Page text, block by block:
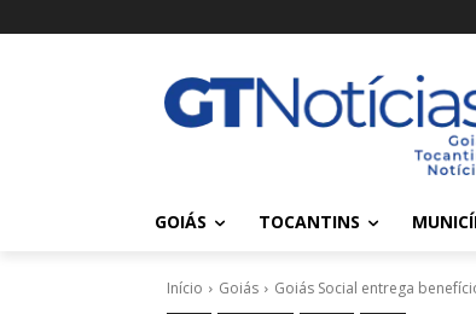
GOIÁS TOCANTINS
Início Goiás Goiás Social entrega